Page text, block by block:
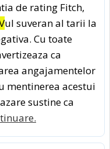
de rating Fitch,
ul suveran al tarii la
Cu toate
ca
angajamentelor
mentinerea acestui
sustine ca